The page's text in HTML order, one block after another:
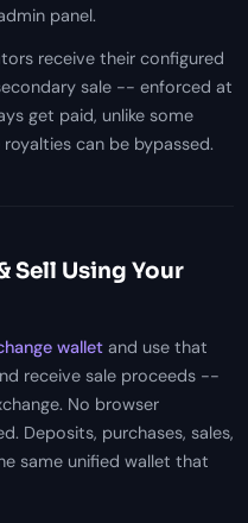
panel.
receive their configured
sale -- enforced at
get paid, unlike some
can be bypassed.
Sell Using Your
wallet and use that
receive sale proceeds --
No browser
Deposits, purchases, sales,
same unified wallet that